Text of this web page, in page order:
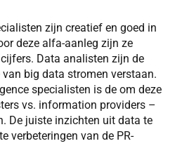
zijn creatief en goed in
deze alfa-aanleg zijn ze
Data analisten zijn de
van big data stromen verstaan.
specialisten is de om deze
vs. information providers –
De juiste inzichten uit data te
verbeteringen van de PR-